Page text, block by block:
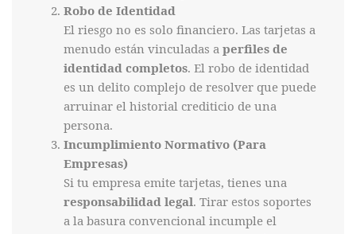
Robo de Identidad
El riesgo no es solo financiero. Las tarjetas a
menudo están vinculadas a perfiles de
identidad completos. El robo de identidad
es un delito complejo de resolver que puede
arruinar el historial crediticio de una
persona.
Incumplimiento Normativo (Para
Empresas)
Si tu empresa emite tarjetas, tienes una
responsabilidad legal. Tirar estos soportes
a la basura convencional incumple el